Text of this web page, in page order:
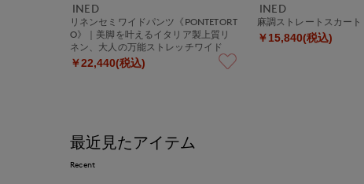
INED
リネンセミワイドパンツ《PONTETORT
O》｜美脚を叶えるイタリア製上質リ
ネン、大人の万能ストレッチワイド
￥22,440(税込)
INED
麻調ストレートスカート
￥15,840(税込)
最近見たアイテム
Recent